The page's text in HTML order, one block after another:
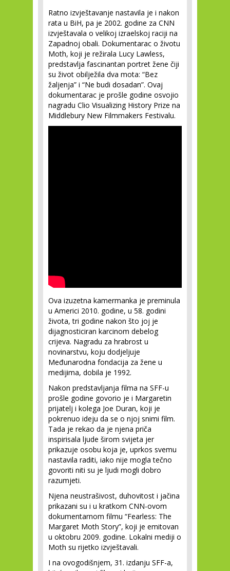
Ratno izvještavanje nastavila je i nakon
rata u BiH, pa je 2002. godine za CNN
izvještavala o velikoj izraelskoj raciji na
Zapadnoj obali. Dokumentarac o životu
Moth, koji je režirala Lucy Lawless,
predstavlja fascinantan portret žene čiji
su život obilježila dva mota: “Bez
žaljenja” i “Ne budi dosadan”. Ovaj
dokumentarac je prošle godine osvojio
nagradu Clio Visualizing History Prize na
Middlebury New Filmmakers Festivalu.
Ova izuzetna kamermanka je preminula
u Americi 2010. godine, u 58. godini
života, tri godine nakon što joj je
dijagnosticiran karcinom debelog
crijeva. Nagradu za hrabrost u
novinarstvu, koju dodjeljuje
Međunarodna fondacija za žene u
medijima, dobila je 1992.
Nakon predstavljanja filma na SFF-u
prošle godine govorio je i Margaretin
prijatelj i kolega Joe Duran, koji je
pokrenuo ideju da se o njoj snimi film.
Tada je rekao da je njena priča
inspirisala ljude širom svijeta jer
prikazuje osobu koja je, uprkos svemu
nastavila raditi, iako nije mogla tečno
govoriti niti su je ljudi mogli dobro
razumjeti.
Njena neustrašivost, duhovitost i jačina
prikazani su i u kratkom CNN-ovom
dokumentarnom filmu “Fearless: The
Margaret Moth Story”, koji je emitovan
u oktobru 2009. godine. Lokalni mediji o
Moth su rijetko izvještavali.
I na ovogodišnjem, 31. izdanju SFF-a,